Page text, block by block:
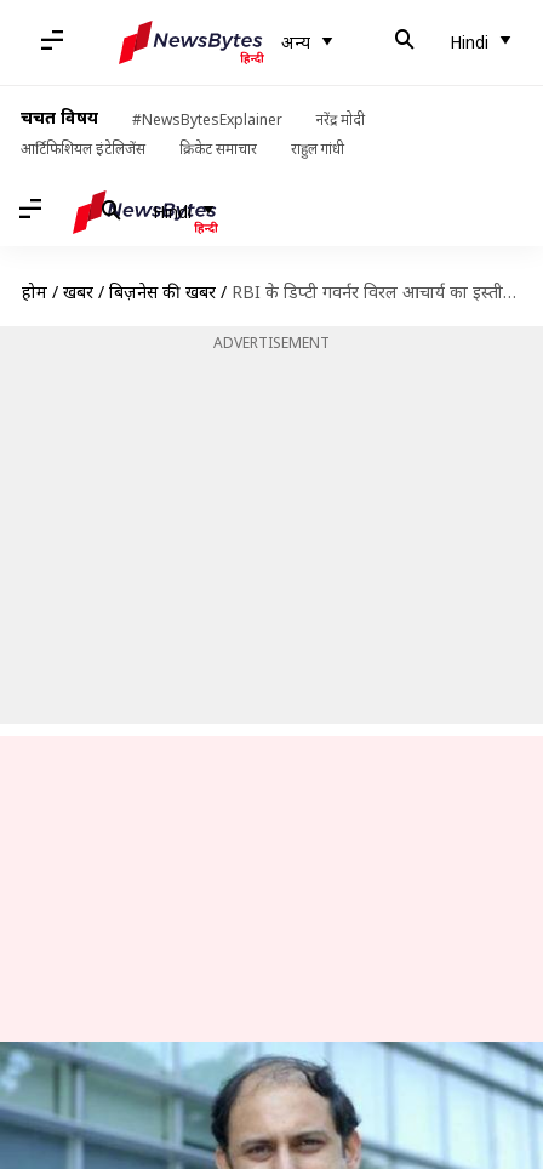
अन्य Hindi
चर्चित विषय #NewsBytesExplainer
नरेंद्र मोदी
आर्टिफिशियल इंटेलिजेंस
क्रिकेट समाचार राहुल गांधी
Hindi
होम / खबरें / बिज़नेस की खबरें / RBI के डिप्टी गवर्नर विरल आचार्य का इस्तीफा, कार्यकाल में बाकी थे छह महीने
ADVERTISEMENT
RBI के डिप्टी गवर्नर विरल आचार्य
का इस्तीफा, कार्यकाल में बाकी थे
छह महीने